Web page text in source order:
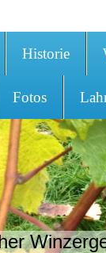
Historie
Fotos